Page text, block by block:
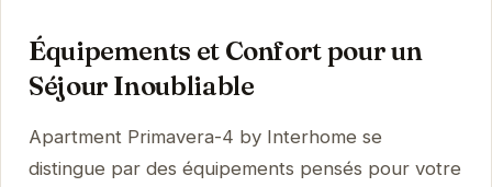
Équipements et Confort pour un
Séjour Inoubliable
Apartment Primavera-4 by Interhome se
distingue par des équipements pensés pour votre